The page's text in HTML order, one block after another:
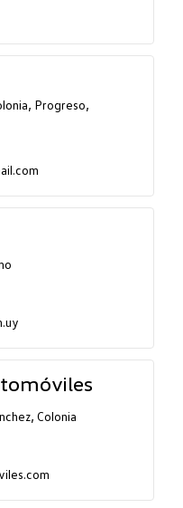
Progreso,
Colonia